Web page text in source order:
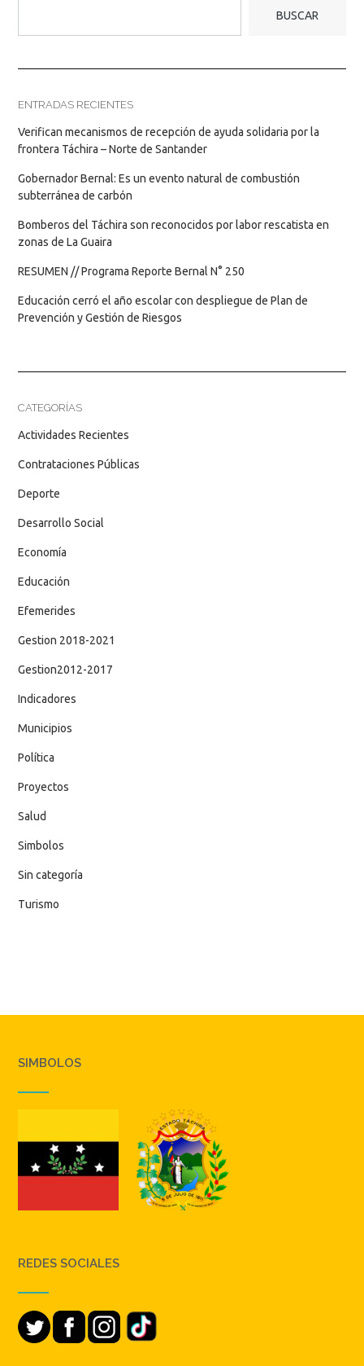
BUSCAR
ENTRADAS RECIENTES
Verifican mecanismos de recepción de ayuda solidaria por la
frontera Táchira – Norte de Santander
Gobernador Bernal: Es un evento natural de combustión
subterránea de carbón
Bomberos del Táchira son reconocidos por labor rescatista en
zonas de La Guaira
RESUMEN // Programa Reporte Bernal N° 250
Educación cerró el año escolar con despliegue de Plan de
Prevención y Gestión de Riesgos
CATEGORÍAS
Actividades Recientes
Contrataciones Públicas
Deporte
Desarrollo Social
Economía
Educación
Efemerides
Gestion 2018-2021
Gestion2012-2017
Indicadores
Municipios
Política
Proyectos
Salud
Simbolos
Sin categoría
Turismo
SIMBOLOS
REDES SOCIALES